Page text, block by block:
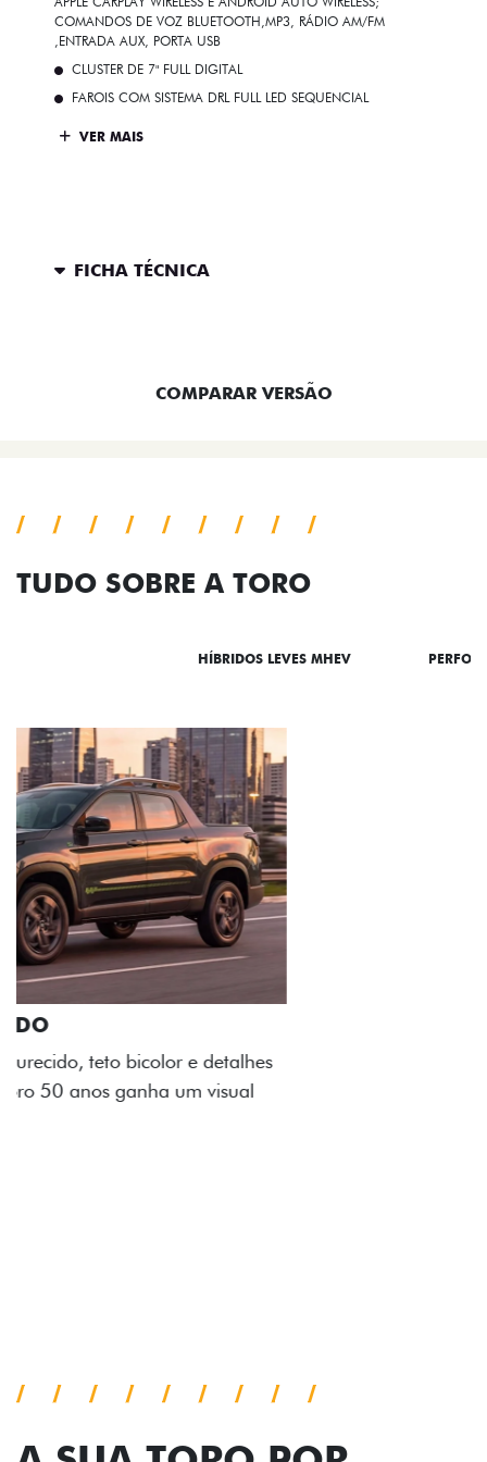
COMANDOS DE VOZ BLUETOOTH,MP3, RÁDIO AM/FM
,ENTRADA AUX, PORTA USB
CLUSTER DE 7" FULL DIGITAL
FAROIS COM SISTEMA DRL FULL LED SEQUENCIAL
VER MAIS
FICHA TÉCNICA
COMPARAR VERSÃO
TUDO SOBRE A TORO
HÍBRIDOS LEVES MHEV
ADESIVOS ESTILIZADOS
Os adesivos aplicados no capô e nas laterais
reforçam a identidade única dessa edição para lá de
TODOS OS ÂNGULOS